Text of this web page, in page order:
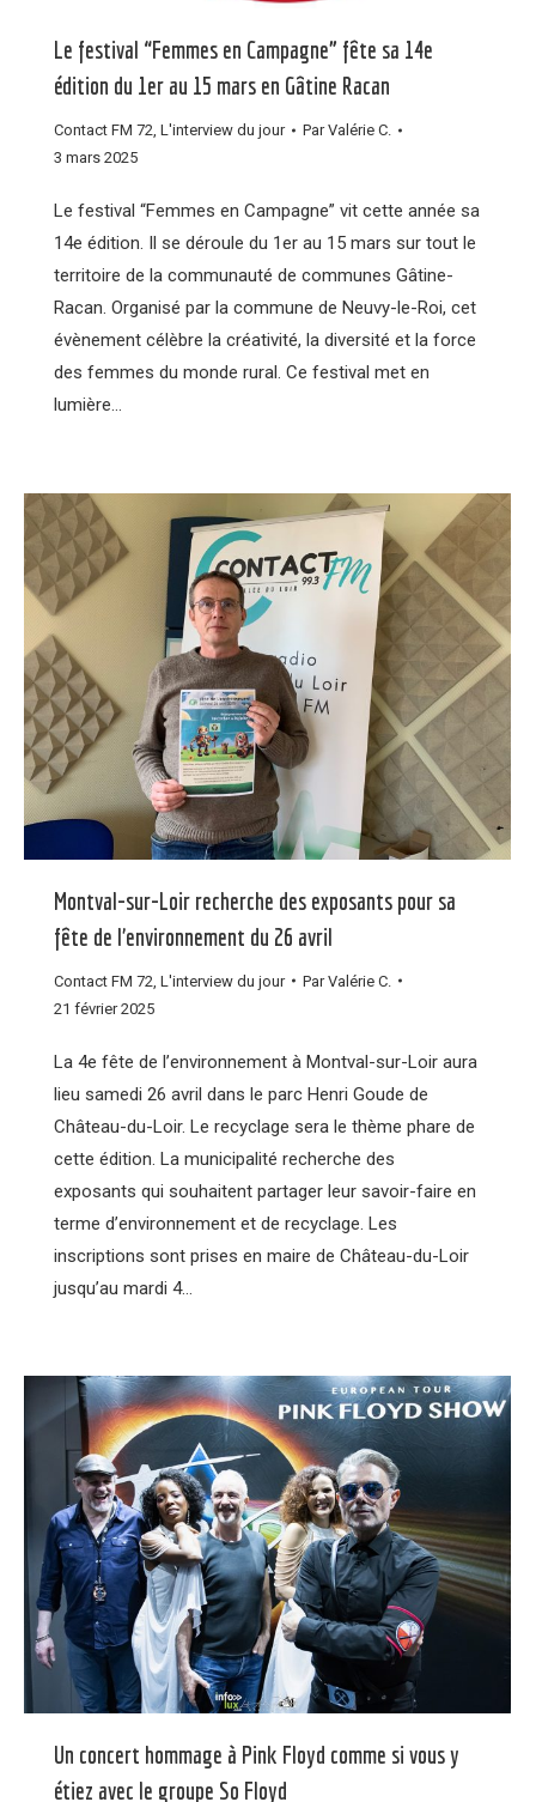
Le festival “Femmes en Campagne” fête sa 14e
édition du 1er au 15 mars en Gâtine Racan
Contact FM 72, L'interview du jour ParValérie C.
3 mars 2025
Le festival “Femmes en Campagne” vit cette année sa
14e édition. Il se déroule du 1er au 15 mars sur tout le
territoire de la communauté de communes Gâtine-
Racan. Organisé par la commune de Neuvy-le-Roi, cet
évènement célèbre la créativité, la diversité et la force
des femmes du monde rural. Ce festival met en
lumière…
Montval-sur-Loir recherche des exposants pour sa
fête de l’environnement du 26 avril
Contact FM 72 L'interview du jour ParValérie C.
21 février 2025
La 4e fête de l’environnement à Montval-sur-Loir aura
lieu samedi 26 avril dans le parc Henri Goude de
Château-du-Loir. Le recyclage sera le thème phare de
cette édition. La municipalité recherche des
exposants qui souhaitent partager leur savoir-faire en
terme d’environnement et de recyclage. Les
inscriptions sont prises en maire de Château-du-Loir
jusqu’au mardi 4…
Un concert hommage à Pink Floyd comme si vous y
étiez avec le groupe So Floyd